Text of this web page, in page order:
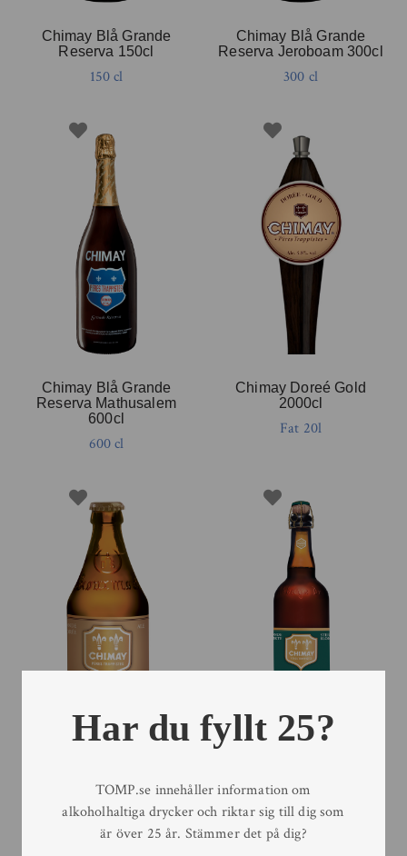
Chimay Blå Grande
Reserva 150cl
150 cl
Chimay Blå Grande
Reserva Jeroboam 300cl
300 cl
Chimay Blå Grande
Reserva Mathusalem
600cl
600 cl
Chimay Doreé Gold
2000cl
Fat 20l
75 cl
Har du fyllt 25?
TOMP.se innehåller information om
alkoholhaltiga drycker och riktar sig till dig som
är över 25 år. Stämmer det på dig?